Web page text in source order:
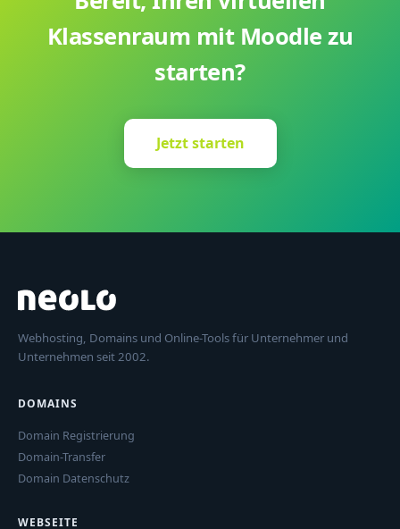
Klassenraum mit Moodle zu
starten?
Jetzt starten
Webhosting, Domains und Online-Tools für Unternehmer und
Unternehmen seit 2002.
DOMAINS
Domain Registrierung
Domain-Transfer
Domain Datenschutz
WEBSEITE